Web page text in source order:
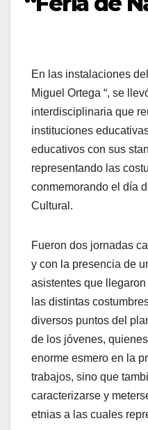
En las instalaciones
Miguel Ortega “, se
interdisciplinaria que
instituciones
educativos con sus
representando las
conmemorando el día
Cultural.
Fueron dos jornadas
y con la presencia de
asistentes que
las distintas
diversos puntos del
de los jóvenes,
enorme esmero en la
trabajos, sino que
caracterizarse y
etnias a las cuales